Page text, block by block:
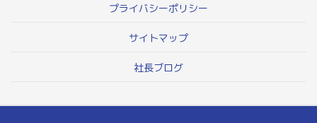
プライバシーポリシー
サイトマップ
社長ブログ